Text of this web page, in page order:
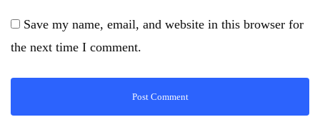
Save my name, email, and website in this browser for
the next time I comment.